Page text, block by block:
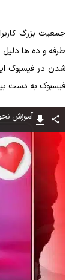
جمعیت بزرگ
طرفه و ده ها دلیل
فیسبوک به دست
آموزش